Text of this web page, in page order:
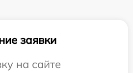
заявки
на сайте